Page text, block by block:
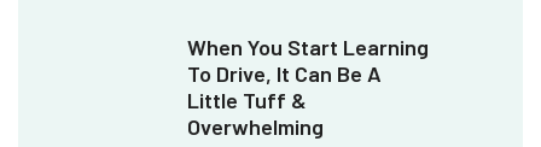
When You Start Learning
To Drive, It Can Be A
Little Tuff &
Overwhelming